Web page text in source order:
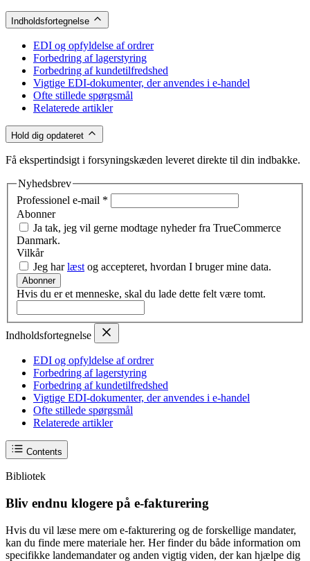
Indholdsfortegnelse
EDI og opfyldelse af ordrer
Forbedring af lagerstyring
Forbedring af kundetilfredshed
Vigtige EDI-dokumenter, der anvendes i e-handel
Ofte stillede spørgsmål
Relaterede artikler
Hold dig opdateret
Få ekspertindsigt i forsyningskæden leveret direkte til din indbakke.
Nyhedsbrev
Professionel e-mail *
Abonner
Ja tak, jeg vil gerne modtage nyheder fra TrueCommerce
Danmark.
Vilkår
Jeg harlæst og accepteret, hvordan I bruger mine data.
Abonner
Hvis du er et menneske, skal du lade dette felt være tomt.
Indholdsfortegnelse
EDI og opfyldelse af ordrer
Forbedring af lagerstyring
Forbedring af kundetilfredshed
Vigtige EDI-dokumenter, der anvendes i e-handel
Ofte stillede spørgsmål
Relaterede artikler
Contents
Bibliotek
Bliv endnu klogere på e-fakturering
Hvis du vil læse mere om e-fakturering og de forskellige mandater,
kan du finde mere materiale her. Her finder du både information om
specifikke landemandater og anden vigtig viden, der kan hjælpe dig